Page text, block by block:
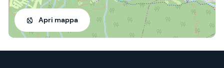
Apri mappa